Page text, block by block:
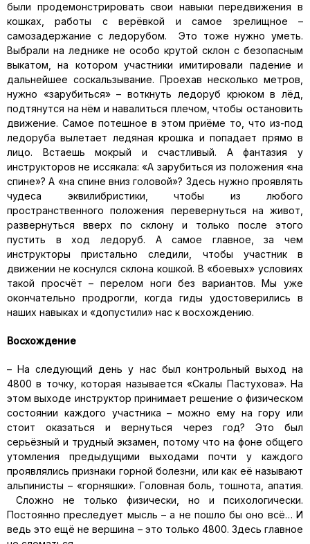
были продемонстрировать свои навыки передвижения в
кошках, работы с верёвкой и самое зрелищное –
самозадержание с ледорубом. Это тоже нужно уметь.
Выбрали на леднике не особо крутой склон с безопасным
выкатом, на котором участники имитировали падение и
дальнейшее соскальзывание. Проехав несколько метров,
нужно «зарубиться» – воткнуть ледоруб крюком в лёд,
подтянутся на нём и навалиться плечом, чтобы остановить
движение. Самое потешное в этом приёме то, что из-под
ледоруба вылетает ледяная крошка и попадает прямо в
лицо. Встаешь мокрый и счастливый. А фантазия у
инструкторов не иссякала: «А зарубиться из положения «на
спине»? А «на спине вниз головой»? Здесь нужно проявлять
чудеса эквилибристики, чтобы из любого
пространственного положения перевернуться на живот,
развернуться вверх по склону и только после этого
пустить в ход ледоруб. А самое главное, за чем
инструкторы пристально следили, чтобы участник в
движении не коснулся склона кошкой. В «боевых» условиях
такой просчёт – перелом ноги без вариантов. Мы уже
окончательно продрогли, когда гиды удостоверились в
наших навыках и «допустили» нас к восхождению.
Восхождение
– На следующий день у нас был контрольный выход на
4800 в точку, которая называется «Скалы Пастухова». На
этом выходе инструктор принимает решение о физическом
состоянии каждого участника – можно ему на гору или
стоит оказаться и вернуться через год? Это был
серьёзный и трудный экзамен, потому что на фоне общего
утомления предыдущими выходами почти у каждого
проявлялись признаки горной болезни, или как её называют
альпинисты – «горняшки». Головная боль, тошнота, апатия.
Сложно не только физически, но и психологически.
Постоянно преследует мысль – а не пошло бы оно всё… И
ведь это ещё не вершина – это только 4800. Здесь главное